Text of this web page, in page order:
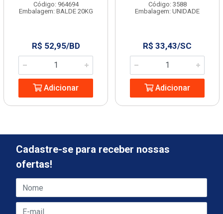
Código: 964694
Embalagem: BALDE 20KG
R$ 52,95/BD
Adicionar
Código: 3588
Embalagem: UNIDADE
R$ 33,43/SC
Adicionar
Cadastre-se para receber nossas
ofertas!